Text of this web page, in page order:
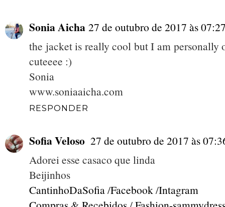
Sonia Aicha 27 de outubro de 2017 às
the jacket is really cool but I am personally
cuteeee :)
Sonia
www.soniaaicha.com
RESPONDER
Sofia Veloso 27 de outubro de 2017 às
Adorei esse casaco que linda
Beijinhos
CantinhoDaSofia/Facebook/Intagram